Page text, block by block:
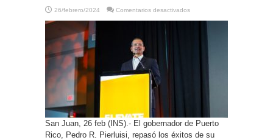
26/febrero/2024 Comentarios desactivados
Rico-
San Juan, 26 feb (INS).- El gobernador de Puerto
Rico, Pedro R. Pierluisi, repasó los éxitos de su